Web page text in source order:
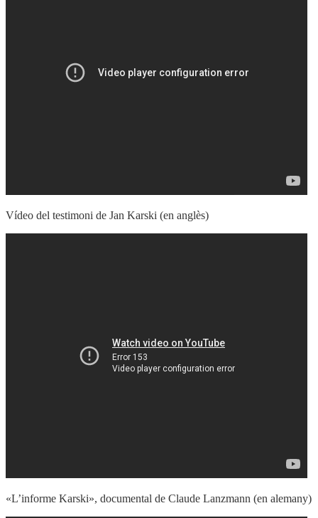
Vídeo del testimoni de Jan Karski (en anglès)
«L’informe Karski», documental de Claude Lanzmann (en alemany)